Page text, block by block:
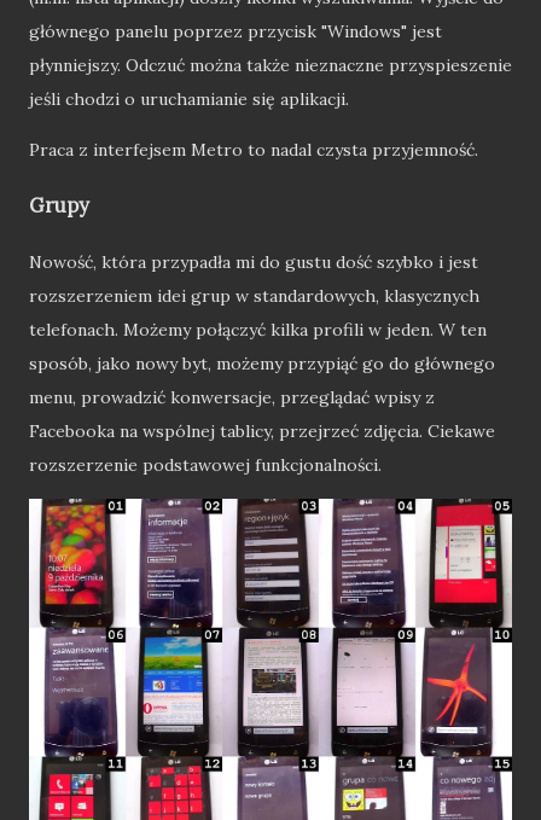
głównego panelu poprzez przycisk "Windows" jest
płynniejszy. Odczuć można także nieznaczne przyspieszenie
jeśli chodzi o uruchamianie się aplikacji.
Praca z interfejsem Metro to nadal czysta przyjemność.
Grupy
Nowość, która przypadła mi do gustu dość szybko i jest
rozszerzeniem idei grup w standardowych, klasycznych
telefonach. Możemy połączyć kilka profili w jeden. W ten
sposób, jako nowy byt, możemy przypiąć go do głównego
menu, prowadzić konwersacje, przeglądać wpisy z
Facebooka na wspólnej tablicy, przejrzeć zdjęcia. Ciekawe
rozszerzenie podstawowej funkcjonalności.